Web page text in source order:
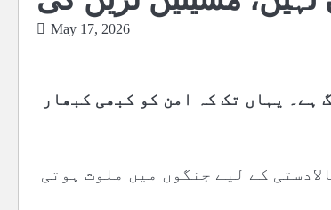
May 17, 2026
ہے۔ یہاں تک کہ امن کو کبھی کبھار
کے لیے جنگوں میں ملوث ہوتی